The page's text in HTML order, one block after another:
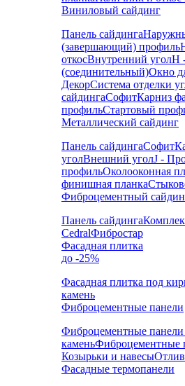
Виниловый сайдинг
Панель сайдинга
(завершающий) профиль
откосВнутренний уголH
(соединительный)Окно
ДекорСистема отделки
сайдингаСофитКарниз
профильСтартовый
Металлический сайдинг
Панель сайдингаСофит
уголВнешний уголJ -
профильОколооконная
финишная планка
Фиброцементный
Панель сайдинга
CedralФибростар
Фасадная плитка
до -25%
Фасадная плитка под
камень
Фиброцементные панели
Фиброцементные
каменьФиброцементные
Козырьки и навесы
Фасадные термопанели